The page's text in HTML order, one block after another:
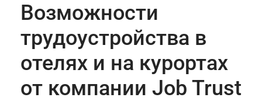
Возможности
трудоустройства в
отелях и на курортах
от компании Job Trust